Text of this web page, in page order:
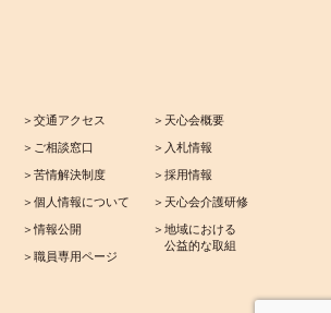
＞交通アクセス
＞ご相談窓口
＞苦情解決制度
＞個人情報について
＞情報公開
＞職員専用ページ
＞天心会概要
＞入札情報
＞採用情報
＞天心会介護研修
＞地域における
公益的な取組